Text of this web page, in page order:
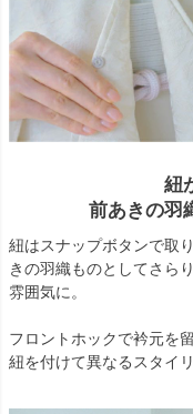
紐
前あきの羽
紐はスナップボタンで取
きの羽織ものとしてさら
雰囲気に。
フロントホックで衿元を
紐を付けて異なるスタイ